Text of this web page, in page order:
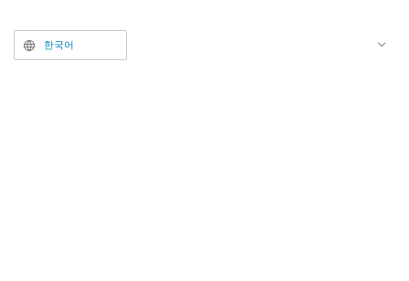
백 세계에서 선명하게 색이 입혀져
가는, 애니메이션 본편과는 다른
한국어